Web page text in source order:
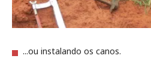
...ou instalando os canos.